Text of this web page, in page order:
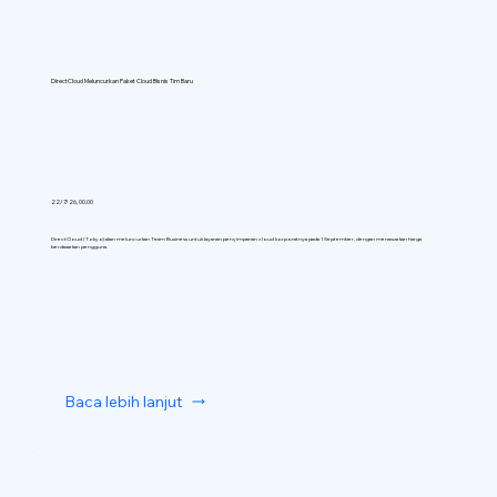
DirectCloud Meluncurkan Paket Cloud Bisnis Tim Baru
22/7/26, 00.00
DirectCloud (Tokyo) akan meluncurkan Team Business untuk layanan penyimpanan cloud korporatnya pada 1 September, dengan menawarkan harga
berdasarkan pengguna.
Baca lebih lanjut